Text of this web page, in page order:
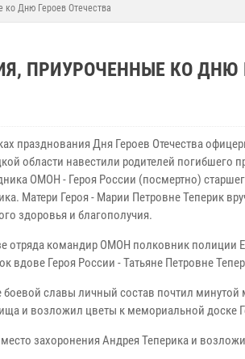
ко Дню Героев Отечества
ПРИУРОЧЕННЫЕ КО ДНЮ
празднования Дня Героев Отечества
области навестили родителей погибшего
ОМОН - Героя России (посмертно)
Матери Героя - Марии Петровне Теперик
здоровья и благополучия.
отряда командир ОМОН полковник полиции
вдове Героя России - Татьяне Петровне
боевой славы личный состав почтил
и возложил цветы к мемориальной доске
захоронения Андрея Теперика и